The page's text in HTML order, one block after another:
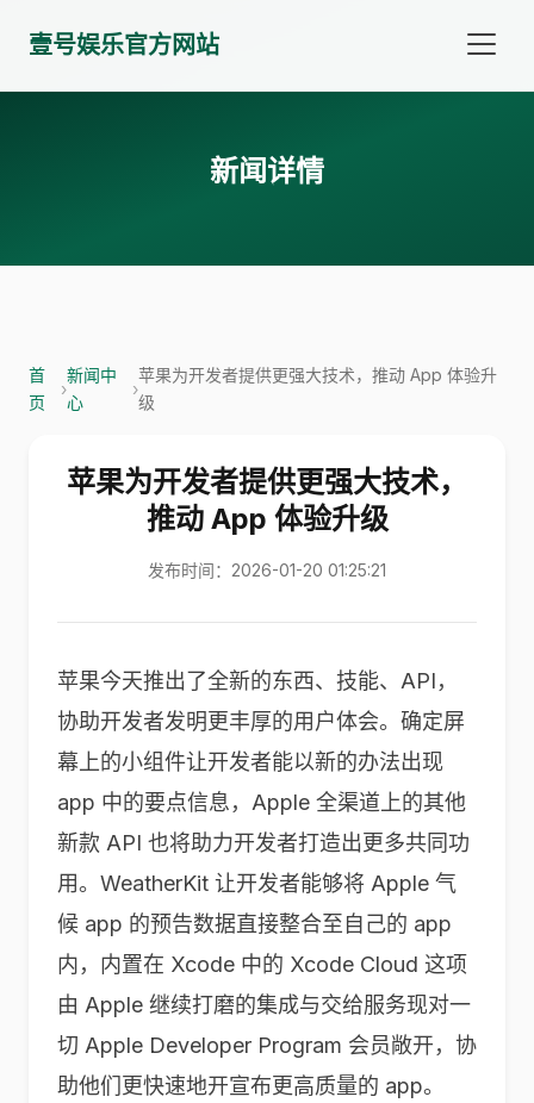
壹号娱乐官方网站
新闻详情
首
页
›
新闻中
心
›
苹果为开发者提供更强大技术，推动 App 体验升
级
苹果为开发者提供更强大技术，
推动 App 体验升级
发布时间：2026-01-20 01:25:21
苹果今天推出了全新的东西、技能、API，
协助开发者发明更丰厚的用户体会。确定屏
幕上的小组件让开发者能以新的办法出现
app 中的要点信息，Apple 全渠道上的其他
新款 API 也将助力开发者打造出更多共同功
用。WeatherKit 让开发者能够将 Apple 气
候 app 的预告数据直接整合至自己的 app
内，内置在 Xcode 中的 Xcode Cloud 这项
由 Apple 继续打磨的集成与交给服务现对一
切 Apple Developer Program 会员敞开，协
助他们更快速地开宣布更高质量的 app。